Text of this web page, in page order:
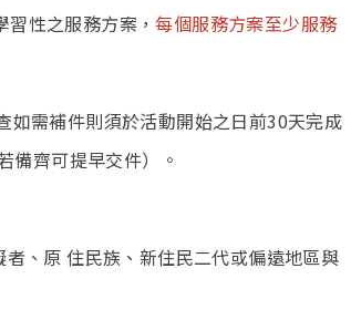
習性之服務方案，每個服務方案至少服務
如需補件則須於活動開始之日前30天完成
備齊可提早交件）。
、原 住民族、新住民二代或偏遠地區與